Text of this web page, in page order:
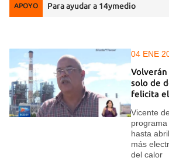
APOYO Para ayudar a 14ymedio
04 ENE
solo de
felicita
Vicente
hasta
más
del calor